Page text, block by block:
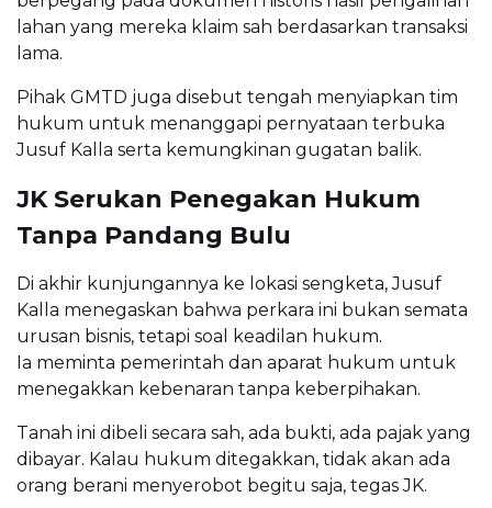
lahan yang mereka klaim sah berdasarkan transaksi
lama.
Pihak GMTD juga disebut tengah menyiapkan tim
hukum untuk menanggapi pernyataan terbuka
Jusuf Kalla serta kemungkinan gugatan balik.
JK Serukan Penegakan Hukum
Tanpa Pandang Bulu
Di akhir kunjungannya ke lokasi sengketa, Jusuf
Kalla menegaskan bahwa perkara ini bukan semata
urusan bisnis, tetapi soal keadilan hukum.
Ia meminta pemerintah dan aparat hukum untuk
menegakkan kebenaran tanpa keberpihakan.
Tanah ini dibeli secara sah, ada bukti, ada pajak yang
dibayar. Kalau hukum ditegakkan, tidak akan ada
orang berani menyerobot begitu saja, tegas JK.